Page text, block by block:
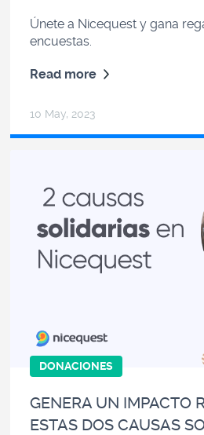
Únete a Nicequesty gana
encuestas.
Read more
10 May, 2023
DONACIONES
GENERA UN IMPACTO
ESTAS DOS CAUSAS